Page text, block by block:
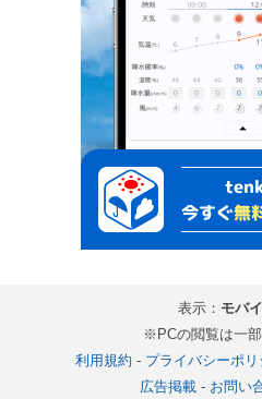
表示： モバ
※PCの閲覧は一
利用規約 - プライバシーポリ
広告掲載- お問い